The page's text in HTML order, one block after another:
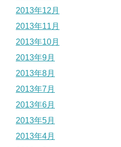
2013年12月
2013年11月
2013年10月
2013年9月
2013年8月
2013年7月
2013年6月
2013年5月
2013年4月